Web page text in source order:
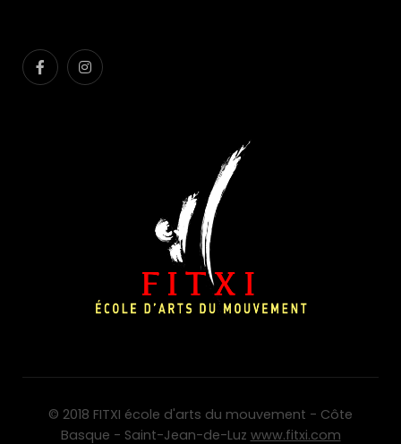
© 2018 FITXI école d'arts du mouvement - Côte
Basque - Saint-Jean-de-Luz www.fitxi.com